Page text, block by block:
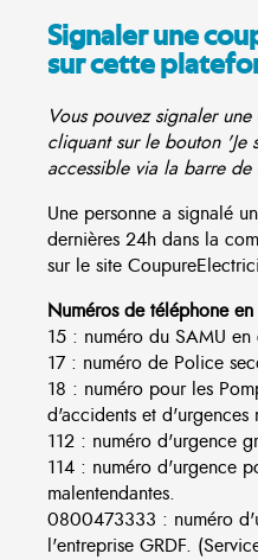
Signaler une
sur cette
Vous pouvez signaler
cliquant sur le bouton 'Je
accessible via la barre
Une personne a signalé
dernières 24h dans la
sur le site
Numéros de téléphone
15 : numéro du SAMU
17 : numéro de Police
18 : numéro pour les
d'accidents et d'urgences
112 : numéro d'urgence
114 : numéro d'urgence
malentendantes.
0800473333 : numéro
l'entreprise GRDF.